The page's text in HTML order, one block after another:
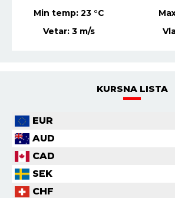
Min temp:23 °C
Vetar:3 m/s
KURSNA LISTA
EUR
AUD
CAD
SEK
CHF